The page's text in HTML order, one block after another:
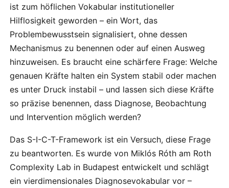
ist zum höflichen Vokabular institutioneller
Hilflosigkeit geworden – ein Wort, das
Problembewusstsein signalisiert, ohne dessen
Mechanismus zu benennen oder auf einen Ausweg
hinzuweisen. Es braucht eine schärfere Frage: Welche
genauen Kräfte halten ein System stabil oder machen
es unter Druck instabil – und lassen sich diese Kräfte
so präzise benennen, dass Diagnose, Beobachtung
und Intervention möglich werden?
Das S-I-C-T-Framework ist ein Versuch, diese Frage
zu beantworten. Es wurde von Miklós Róth am Roth
Complexity Lab in Budapest entwickelt und schlägt
ein vierdimensionales Diagnosevokabular vor –